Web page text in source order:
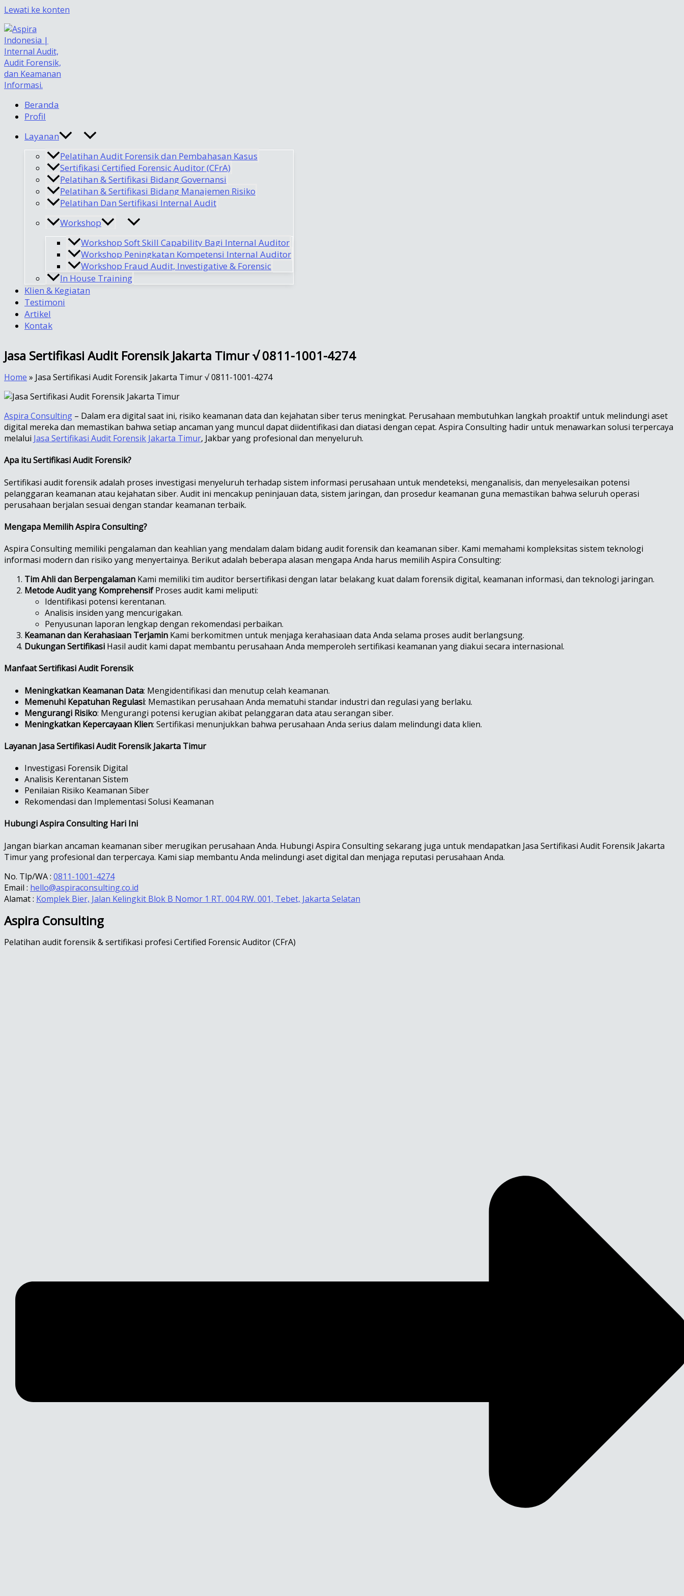
Lewati ke konten
Beranda
Profil
Layanan
Pelatihan Audit Forensik dan Pembahasan Kasus
Sertifikasi Certified Forensic Auditor (CFrA)
Pelatihan & Sertifikasi Bidang Governansi
Pelatihan & Sertifikasi Bidang Manajemen Risiko
Pelatihan Dan Sertifikasi Internal Audit
Workshop
Workshop Soft Skill Capability Bagi Internal Auditor
Workshop Peningkatan Kompetensi Internal Auditor
Workshop Fraud Audit, Investigative & Forensic
In House Training
Klien & Kegiatan
Testimoni
Artikel
Kontak
Jasa Sertifikasi Audit Forensik Jakarta Timur √ 0811-1001-4274
Home » Jasa Sertifikasi Audit Forensik Jakarta Timur √ 0811-1001-4274
Aspira Consulting – Dalam era digital saat ini, risiko keamanan data dan kejahatan siber terus meningkat. Perusahaan membutuhkan langkah proaktif untuk melindungi aset
digital mereka dan memastikan bahwa setiap ancaman yang muncul dapat diidentifikasi dan diatasi dengan cepat. Aspira Consulting hadir untuk menawarkan solusi terpercaya
melalui Jasa Sertifikasi Audit Forensik Jakarta Timur, Jakbar yang profesional dan menyeluruh.
Apa itu Sertifikasi Audit Forensik?
Sertifikasi audit forensik adalah proses investigasi menyeluruh terhadap sistem informasi perusahaan untuk mendeteksi, menganalisis, dan menyelesaikan potensi
pelanggaran keamanan atau kejahatan siber. Audit ini mencakup peninjauan data, sistem jaringan, dan prosedur keamanan guna memastikan bahwa seluruh operasi
perusahaan berjalan sesuai dengan standar keamanan terbaik.
Mengapa Memilih Aspira Consulting?
Aspira Consulting memiliki pengalaman dan keahlian yang mendalam dalam bidang audit forensik dan keamanan siber. Kami memahami kompleksitas sistem teknologi
informasi modern dan risiko yang menyertainya. Berikut adalah beberapa alasan mengapa Anda harus memilih Aspira Consulting:
Tim Ahli dan Berpengalaman Kami memiliki tim auditor bersertifikasi dengan latar belakang kuat dalam forensik digital, keamanan informasi, dan teknologi jaringan.
Metode Audit yang KomprehensifProses audit kami meliputi:
Identifikasi potensi kerentanan.
Analisis insiden yang mencurigakan.
Penyusunan laporan lengkap dengan rekomendasi perbaikan.
Keamanan dan Kerahasiaan Terjamin Kami berkomitmen untuk menjaga kerahasiaan data Anda selama proses audit berlangsung.
Dukungan Sertifikasi Hasil audit kami dapat membantu perusahaan Anda memperoleh sertifikasi keamanan yang diakui secara internasional.
Manfaat Sertifikasi Audit Forensik
Meningkatkan Keamanan Data: Mengidentifikasi dan menutup celah keamanan.
Memenuhi Kepatuhan Regulasi: Memastikan perusahaan Anda mematuhi standar industri dan regulasi yang berlaku.
Mengurangi Risiko: Mengurangi potensi kerugian akibat pelanggaran data atau serangan siber.
Meningkatkan Kepercayaan Klien: Sertifikasi menunjukkan bahwa perusahaan Anda serius dalam melindungi data klien.
Layanan Jasa Sertifikasi Audit Forensik Jakarta Timur
Investigasi Forensik Digital
Analisis Kerentanan Sistem
Penilaian Risiko Keamanan Siber
Rekomendasi dan Implementasi Solusi Keamanan
Hubungi Aspira Consulting Hari Ini
Jangan biarkan ancaman keamanan siber merugikan perusahaan Anda. Hubungi Aspira Consulting sekarang juga untuk mendapatkan Jasa Sertifikasi Audit Forensik Jakarta
Timur yang profesional dan terpercaya. Kami siap membantu Anda melindungi aset digital dan menjaga reputasi perusahaan Anda.
No. Tlp/WA : 0811-1001-4274
Email : hello@aspiraconsulting.co.id
Alamat : Komplek Bier, Jalan Kelingkit Blok B Nomor 1 RT. 004 RW. 001, Tebet, Jakarta Selatan
Aspira Consulting
Pelatihan audit forensik & sertifikasi profesi Certified Forensic Auditor (CFrA)